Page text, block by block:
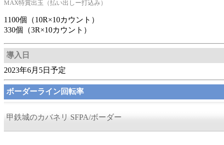
MAX特賞出玉（払い出しー打込み）
1100個（10R×10カウント）
330個（3R×10カウント）
導入日
2023年6月5日予定
ボーダーライン回転率
甲鉄城のカバネリ SFPA/ボーダー